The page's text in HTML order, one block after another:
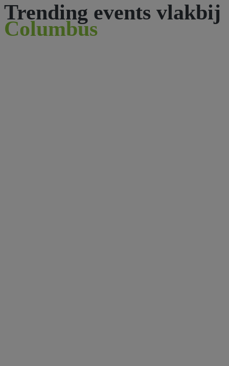
Trending events vlakbij
Columbus